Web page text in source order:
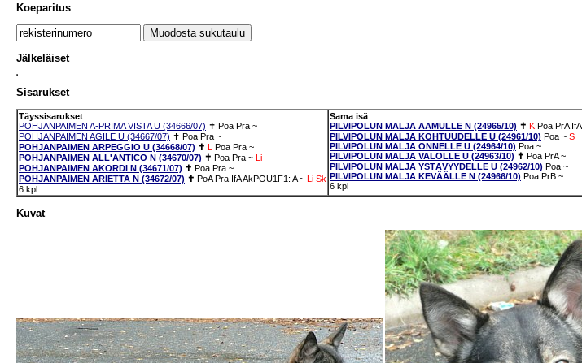
Koeparitus
Jälkeläiset
Sisarukset
Täyssisarukset
POHJANPAIMEN A-PRIMA VISTA U (34666/07) ✝ Poa Pra ~
POHJANPAIMEN AGILE U (34667/07) ✝ Poa Pra ~
POHJANPAIMEN ARPEGGIO U (34668/07) ✝ L Poa Pra ~
POHJANPAIMEN ALL'ANTICO N (34670/07) ✝ Poa Pra ~ Li
POHJANPAIMEN AKORDI N (34671/07) ✝ Poa Pra ~
POHJANPAIMEN ARIETTA N (34672/07) ✝ PoA Pra IfAAkPOU1F1: A ~ Li Sk
6 kpl
Sama isä
PILVIPOLUN MALJA AAMULLE N (24965/10) ✝ K Poa PrA IfA
PILVIPOLUN MALJA KOHTUUDELLE U (24961/10) Poa ~ S
PILVIPOLUN MALJA ONNELLE U (24964/10) Poa ~
PILVIPOLUN MALJA VALOLLE U (24963/10) ✝ Poa PrA ~
PILVIPOLUN MALJA YSTÄVYYDELLE U (24962/10) Poa ~
PILVIPOLUN MALJA KEVÄÄLLE N (24966/10) Poa PrB ~
6 kpl
Kuvat